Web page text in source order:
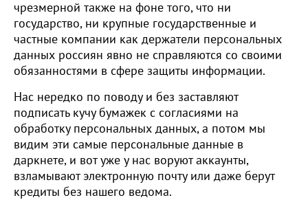
чрезмерной также на фоне того, что ни
государство, ни крупные государственные и
частные компании как держатели персональных
данных россиян явно не справляются со своими
обязанностями в сфере защиты информации.
Нас нередко по поводу и без заставляют
подписать кучу бумажек с согласиями на
обработку персональных данных, а потом мы
видим эти самые персональные данные в
даркнете, и вот уже у нас воруют аккаунты,
взламывают электронную почту или даже берут
кредиты без нашего ведома.